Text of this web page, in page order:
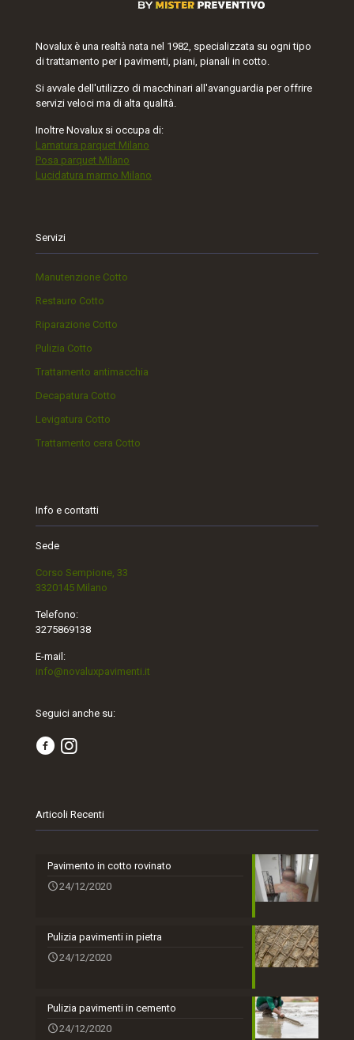
Novalux è una realtà nata nel 1982, specializzata su ogni tipo
di trattamento per i pavimenti, piani, pianali in cotto.
Si avvale dell'utilizzo di macchinari all'avanguardia per offrire
servizi veloci ma di alta qualità.
Inoltre Novalux si occupa di:
Lamatura parquet Milano
Posa parquet Milano
Lucidatura marmo Milano
Servizi
Manutenzione Cotto
Restauro Cotto
Riparazione Cotto
Pulizia Cotto
Trattamento antimacchia
Decapatura Cotto
Levigatura Cotto
Trattamento cera Cotto
Info e contatti
Sede
Corso Sempione, 33
3320145 Milano
Telefono:
3275869138
E-mail:
info@novaluxpavimenti.it
Seguici anche su:
Articoli Recenti
Pavimento in cotto rovinato
24/12/2020
Pulizia pavimenti in pietra
24/12/2020
Pulizia pavimenti in cemento
24/12/2020